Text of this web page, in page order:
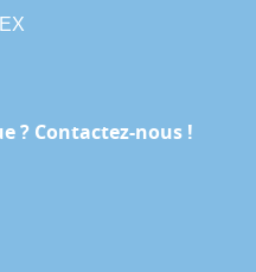
? Contactez-nous !